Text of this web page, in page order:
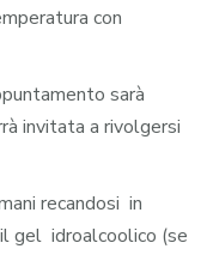
con
sarà
invitata a rivolgersi
recandosi in
gel idroalcoolico (se